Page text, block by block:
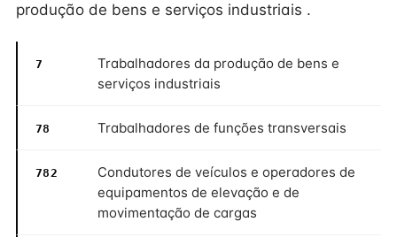
produção de bens e serviços industriais .
7
Trabalhadores da produção de bens e
serviços industriais
78 Trabalhadores de funções transversais
782
Condutores de veículos e operadores de
equipamentos de elevação e de
movimentação de cargas